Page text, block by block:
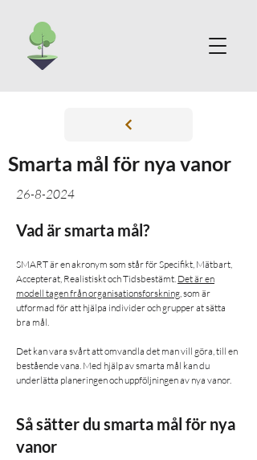
Smarta mål för nya vanor
26-8-2024
Vad är smarta mål?
SMART är en akronym som står för Specifikt, Mätbart,
Accepterat, Realistiskt och Tidsbestämt. Det är en
modell tagen från organisationsforskning, som är
utformad för att hjälpa individer och grupper at sätta
bra mål.
Det kan vara svårt att omvandla det man vill göra, till en
bestående vana. Med hjälp av smarta mål kan du
underlätta planeringen och uppföljningen av nya vanor.
Så sätter du smarta mål för nya
vanor